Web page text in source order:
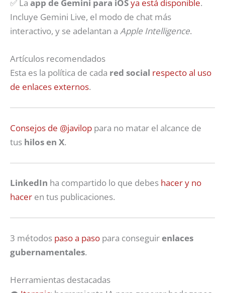
✅ La app de Gemini para iOSya está disponible.
Incluye Gemini Live, el modo de chat más
interactivo, y se adelantan a Apple Intelligence.
Artículos recomendados
Esta es la política de cada red social respecto al uso
de enlaces externos.
Consejos de @javilop para no matar el alcance de
tus hilos en X.
LinkedIn ha compartido lo que debes hacer y no
hacer en tus publicaciones.
3 métodos paso a paso para conseguirenlaces
gubernamentales.
Herramientas destacadas